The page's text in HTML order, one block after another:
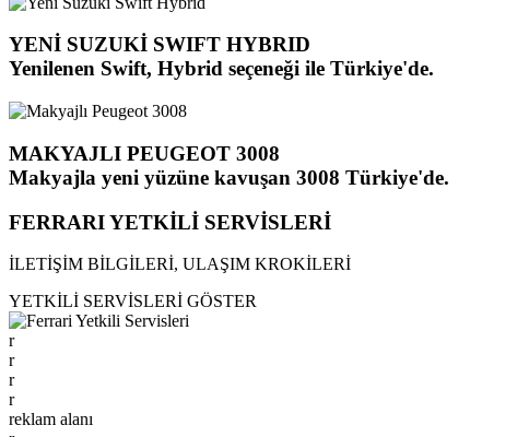
YENİ SUZUKİ SWIFT HYBRID
Yenilenen Swift, Hybrid seçeneği ile Türkiye'de.
MAKYAJLI PEUGEOT 3008
Makyajla yeni yüzüne kavuşan 3008 Türkiye'de.
FERRARI YETKİLİ SERVİSLERİ
İLETİŞİM BİLGİLERİ, ULAŞIM KROKİLERİ
YETKİLİ SERVİSLERİ GÖSTER
r
r
r
r
reklam alanı